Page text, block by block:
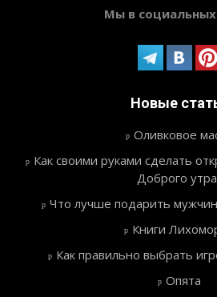
Мы в социальных
Новые
Оливковое
Как своими руками сделать
Доброго
Что лучше подарить
Книги
Как правильно выбрать
Опята